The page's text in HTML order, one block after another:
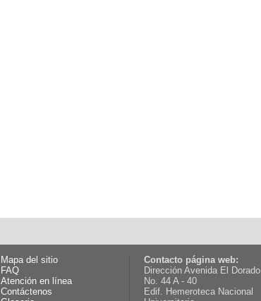
Mapa del sitio
FAQ
Atención en línea
Contáctenos
Contacto página web:
Dirección Avenida El Dorado
No. 44 A - 40
Edif. Hemeroteca Nacional